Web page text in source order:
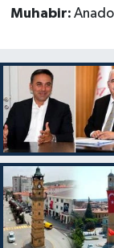
Muhabir: